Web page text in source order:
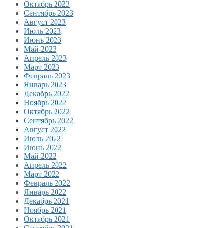
Октябрь 2023
Сентябрь 2023
Август 2023
Июль 2023
Июнь 2023
Май 2023
Апрель 2023
Март 2023
Февраль 2023
Январь 2023
Декабрь 2022
Ноябрь 2022
Октябрь 2022
Сентябрь 2022
Август 2022
Июль 2022
Июнь 2022
Май 2022
Апрель 2022
Март 2022
Февраль 2022
Январь 2022
Декабрь 2021
Ноябрь 2021
Октябрь 2021